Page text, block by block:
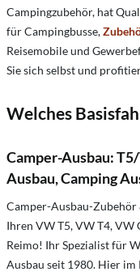
Campingzubehör, hat
für Campingbusse,
Reisemobile und
Sie sich selbst und
Welches
Camper-Ausbau:
Ausbau, Camping
Camper-Ausbau-
Ihren VW T5, VW T4, VW
Reimo! Ihr Spezialist für
Ausbau seit 1980. Hier im